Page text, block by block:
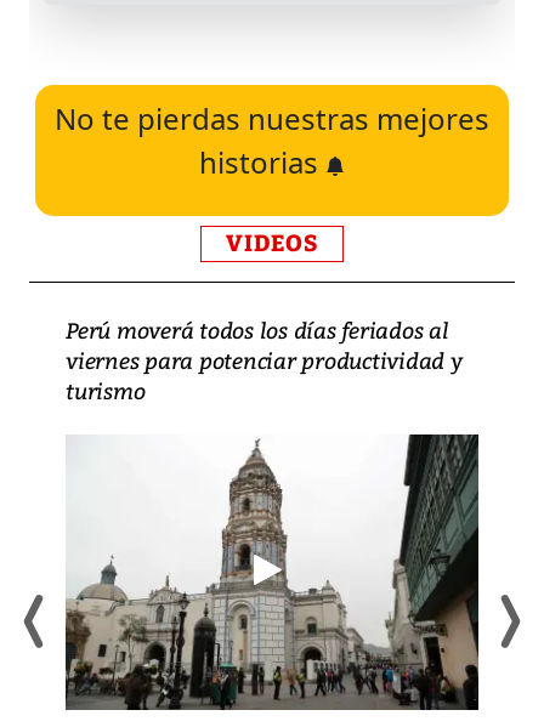
No te pierdas nuestras mejores
historias
VIDEOS
Perú moverá todos los días feriados al
viernes para potenciar productividad y
turismo